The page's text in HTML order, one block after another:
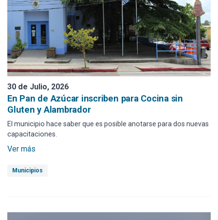
30 de Julio, 2026
En Pan de Azúcar inscriben para Cocina sin
Gluten y Alambrador
El municipio hace saber que es posible anotarse para dos nuevas
capacitaciones.
Ver más
Municipios